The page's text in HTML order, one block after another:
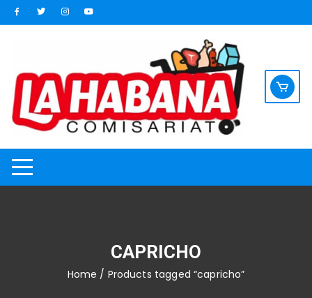
Saltar
al
CAPRICHO
Home / Products tagged “capricho”